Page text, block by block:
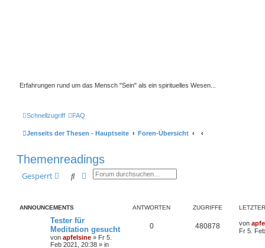
Erfahrungen rund um das Mensch "Sein" als ein spirituelles Wesen...
Schnellzugriff FAQ
Jenseits der Thesen - Hauptseite Foren-Übersicht
Themenreadings
Gesperrt SucheErweiterte Suche
ANNOUNCEMENTS ANTWORTEN ZUGRIFFE
Tester für
Meditation gesucht
von apfelsine » Fr 5.
Feb 2021, 20:38 » in
0 480878 von
Fr 5.